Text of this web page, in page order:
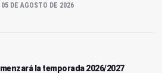
DE AGOSTO DE 2026
la temporada 2026/2027